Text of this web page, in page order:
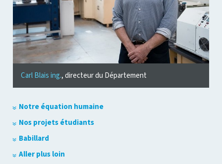
Carl Blais ing., directeur du Département
Notre équation humaine
Nos projets étudiants
Babillard
Aller plus loin